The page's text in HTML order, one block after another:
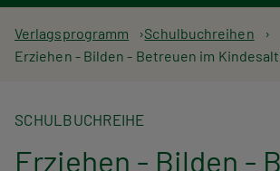
P
a
d
Verlagsprogramm
Schulbuchreihen
Erziehen - Bilden - Betreuen im
SCHULBUCHREIHE
Erziehen - Bilden -